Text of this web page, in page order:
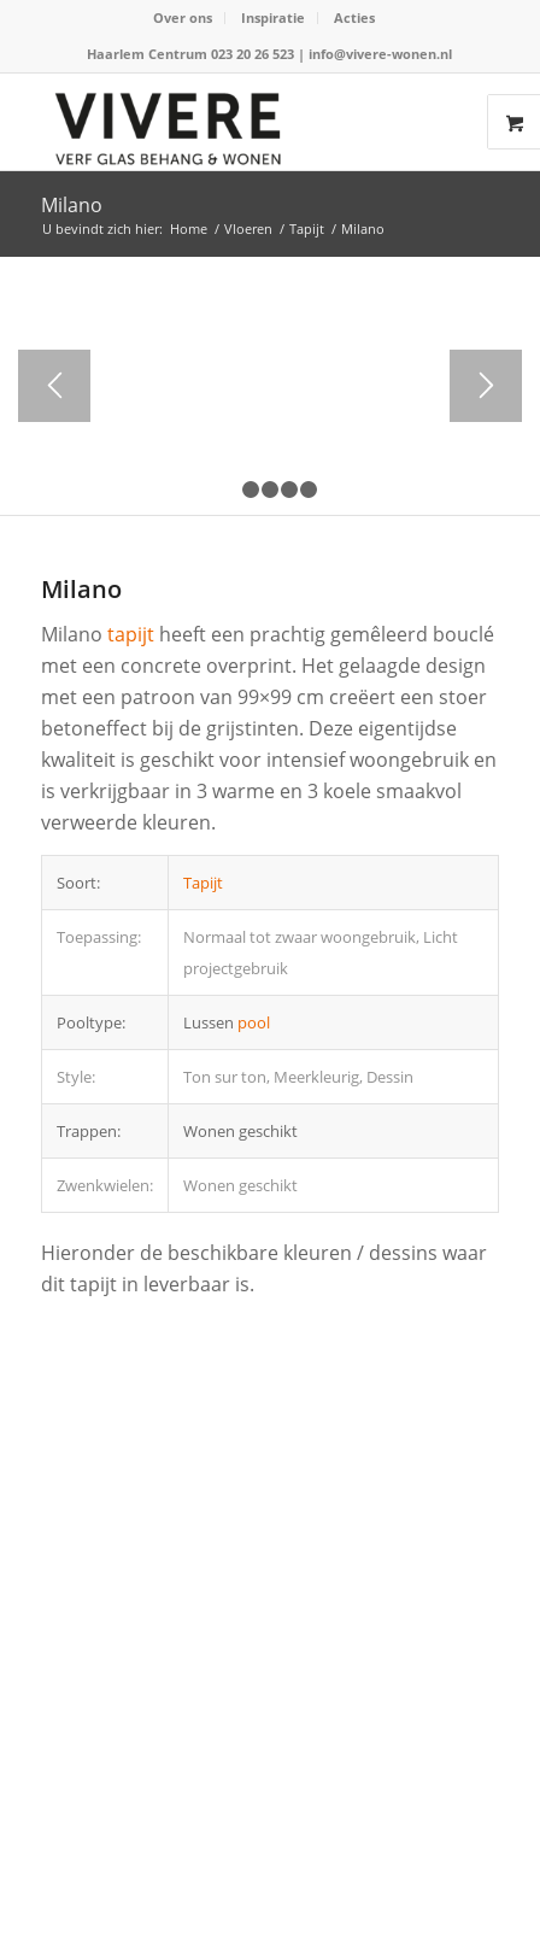
Over ons Inspiratie
Acties
Haarlem Centrum 023 20 26 523 | info@vivere-wonen.nl
Milano
U bevindt zich hier: Home / Vloeren / Tapijt / Milano
Milano
Milano tapijtheeft een prachtig gemêleerd bouclé
met een concrete overprint. Het gelaagde design
met een patroon van 99×99 cm creëert een stoer
betoneffect bij de grijstinten. Deze eigentijdse
kwaliteit is geschikt voor intensief woongebruik en
is verkrijgbaar in 3 warme en 3 koele smaakvol
verweerde kleuren.
Soort: Tapijt
Toepassing:
Normaal tot zwaar woongebruik, Licht
projectgebruik
Pooltype: Lussen pool
Style: Ton sur ton, Meerkleurig, Dessin
Trappen: Wonen geschikt
Zwenkwielen: Wonen geschikt
Hieronder de beschikbare kleuren / dessins waar
dit tapijt in leverbaar is.